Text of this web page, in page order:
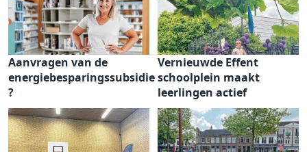
Aanvragen van de
energiebesparingssubsidie
?
Vernieuwde Effent
schoolplein maakt
leerlingen actief